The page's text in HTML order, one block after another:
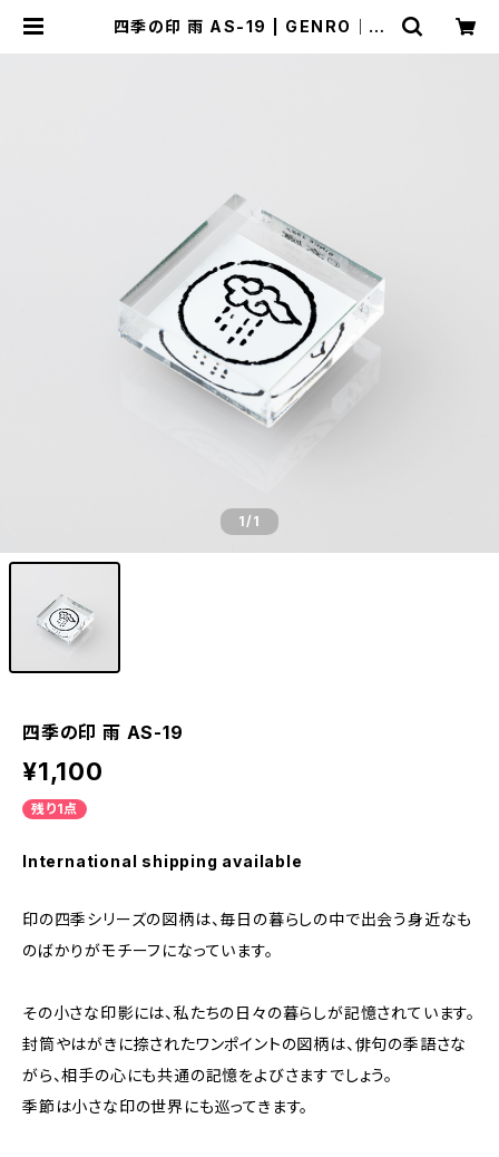
四季の印 雨 AS-19 | GENRO｜玄
1/1
四季の印 雨 AS-19
¥1,100
残り1点
International shipping available
印の四季シリーズの図柄は、毎日の暮らしの中で出会う身近なも
のばかりがモチーフになっています。
その小さな印影には、私たちの日々の暮らしが記憶されています。
封筒やはがきに捺されたワンポイントの図柄は、俳句の季語さな
がら、相手の心にも共通の記憶をよびさますでしょう。
季節は小さな印の世界にも巡ってきます。